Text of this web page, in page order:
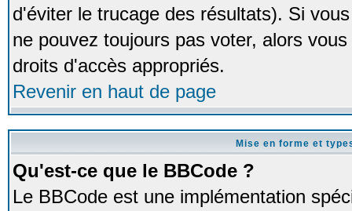
d'éviter le trucage des résultats). Si
ne pouvez toujours pas voter, alors
droits d'accès appropriés.
Revenir en haut de page
Mise en forme et
Qu'est-ce que le BBCode ?
Le BBCode est une implémentation